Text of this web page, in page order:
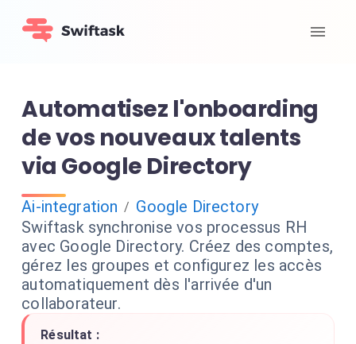
Automatisez l'onboarding
de vos nouveaux talents
via Google Directory
Ai-integration / Google Directory
Swiftask synchronise vos processus RH
avec Google Directory. Créez des comptes,
gérez les groupes et configurez les accès
automatiquement dès l'arrivée d'un
collaborateur.
Résultat :